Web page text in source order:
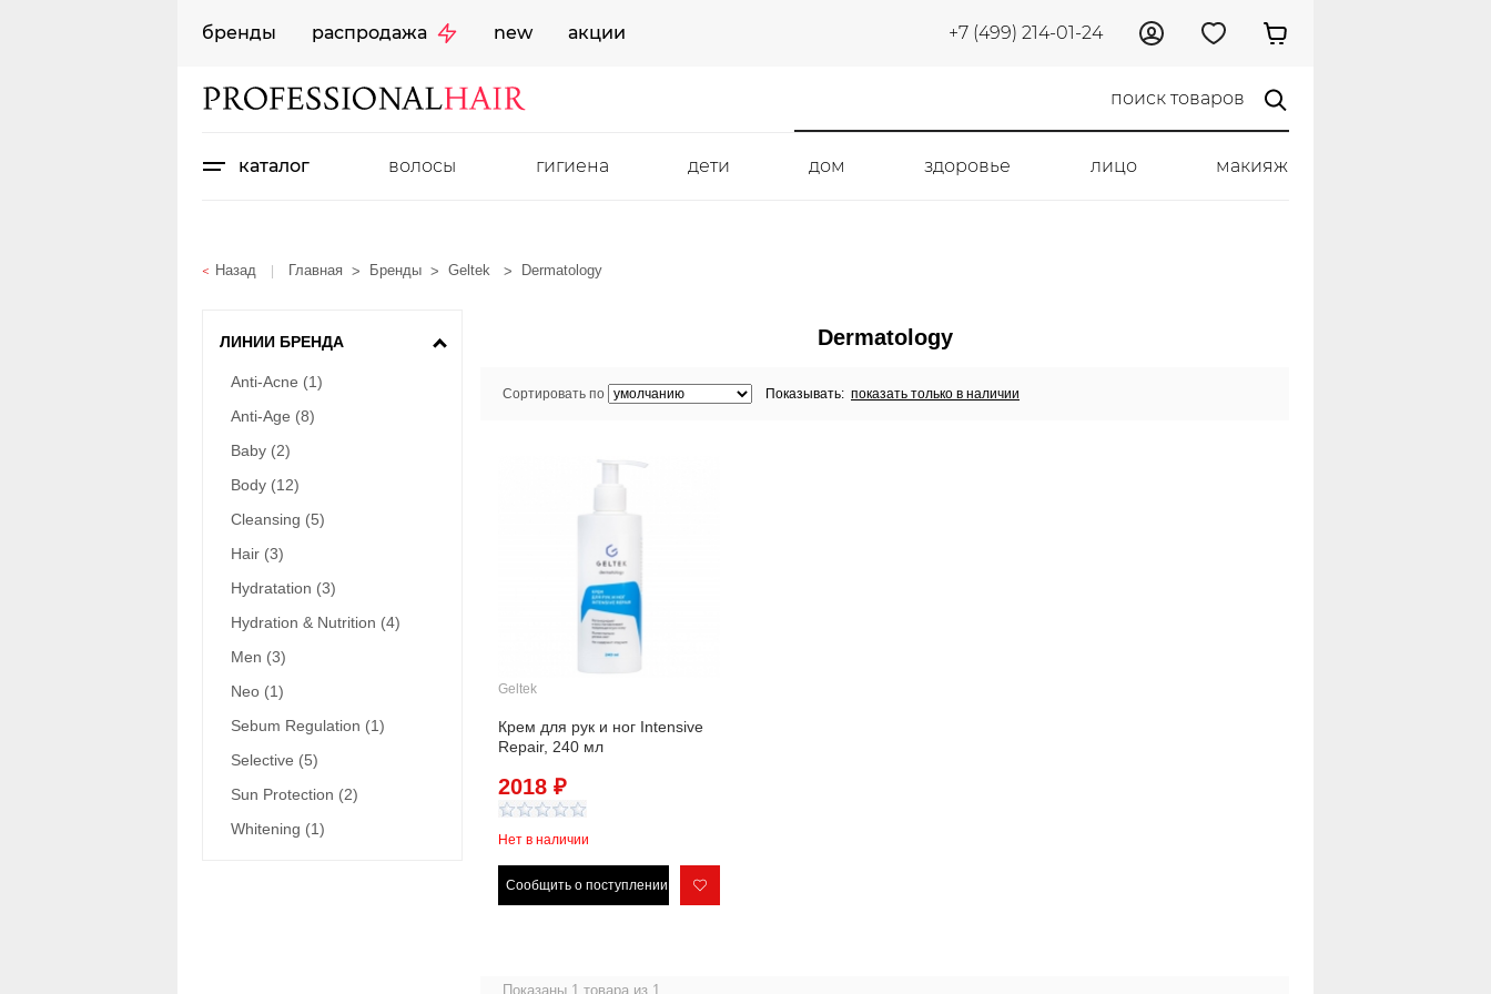
бренды распродажа new акции +7 (499) 214-01-24
каталог волосы гигиена дети дом здоровье лицо макияж
Назад Главная Бренды Geltek Dermatology
ЛИНИИ БРЕНДА
Anti-Acne (1)
Anti-Age (8)
Baby (2)
Body (12)
Cleansing (5)
Hair (3)
Hydratation (3)
Hydration & Nutrition (4)
Men (3)
Neo (1)
Sebum Regulation (1)
Selective (5)
Sun Protection (2)
Whitening (1)
Dermatology
Сортировать по Показывать: показать только в наличии
Geltek
Крем для рук и ног Intensive
Repair, 240 мл
2018 ₽
Нет в наличии
Показаны 1 товара из 1